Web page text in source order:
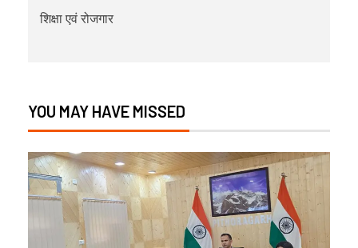
शिक्षा एवं रोजगार
YOU MAY HAVE MISSED